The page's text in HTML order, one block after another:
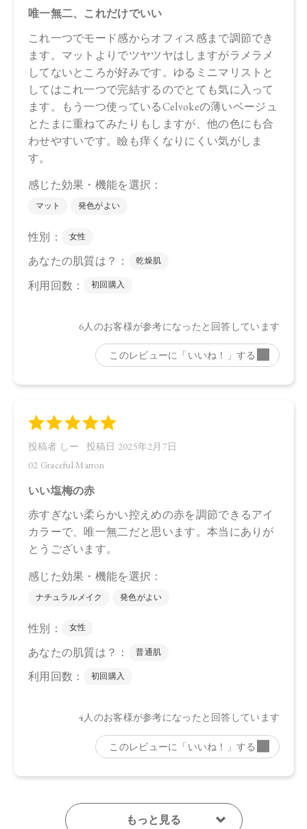
・04 Chiffon Beige
タルク、ラウロイルリシン、シリカ、スクワラン、トリ（カ
プリル酸／カプリン酸）グリセリル、ダイマージリノール酸
ジ（イソステアリル／フィトステリル）、イソステアリン酸
水添ヒマシ油、ジステアリン酸Ａｌ、セタノール、水酸化Ａ
ｌ、トコフェロール、アルガニアスピノサ核油、オプンチア
フィクスインジカ種子油、ホホバ種子油、ローズマリー葉
油、アンズ核油、オリーブ果実油、カニナバラ果実油、ヒマ
ワリ種子油、マイカ、酸化鉄、酸化チタン、グンジョウ
トリ（カプリル酸／カプリン酸）グリセリル，タルク、ダイ
マージリノール酸ジ（イソステアリル／フィトステリル）、
（ベヘニル／イソステアリル／フィトステリル）、カルナウ
バロウ、トコフェロール、アルガニアスピノサ核油、オプン
チアフィクスインジカ種子油、スクワラン、ホホバ種子油、
ローズマリー葉油、アンズ核油、オリーブ果実油、カニナバ
トリ（カプリル酸／カプリン酸）グリセリル，タルク、ダイ
バロウ、トコフェロール、アルガニアスピノサ核油、オプン
チアフィクスインジカ種子油、スクワラン、ホホバ種子油、
Ａｌ）、マイカ、酸化チタン、酸化鉄、グンジョウ
・07 Dazzling Sugar
トリ（カプリル酸／カプリン酸）グリセリル，タルク、ダイ
マージリノール酸ジ（イソステアリル／フィトステリル）、
シリカ、ダイマージリノール酸ダイマージリノレイルビス
（ベヘニル／イソステアリル／フィトステリル）、カルナウ
バロウ、トコフェロール、アルガニアスピノサ核油、オプン
ローズマリー葉油、アンズ核油、オリーブ果実油、カニナバ
ラ果実油、ヒマワリ種子油、（＋／－）ホウケイ酸（Ｃａ／
店舗でお問い合わせの際には、下記品番をお伝え下さい。
・01 Smoky Brick：4570106733813
・03 Muted Brown：4570106733837
・04 Chiffon Beige：4570106733844